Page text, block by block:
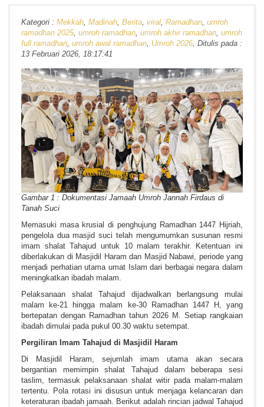
Kategori : Mekkah Madinah Berita viral Ramadhan umroh
ramadhan 2025, umroh ramadhan umroh akhir ramadhan umroh
full ramadhan umroh awal ramadhan Umroh 2026 , Ditulis pada :
13 Februari 2026, 18:17:41
Gambar 1 : Dokumentasi Jamaah Umroh Jannah Firdaus di
Tanah Suci
Memasuki masa krusial di penghujung Ramadhan 1447 Hijriah,
pengelola dua masjid suci telah mengumumkan susunan resmi
imam shalat Tahajud untuk 10 malam terakhir. Ketentuan ini
diberlakukan di Masjidil Haram dan Masjid Nabawi, periode yang
menjadi perhatian utama umat Islam dari berbagai negara dalam
meningkatkan ibadah malam.
Pelaksanaan shalat Tahajud dijadwalkan berlangsung mulai
malam ke-21 hingga malam ke-30 Ramadhan 1447 H, yang
bertepatan dengan Ramadhan tahun 2026 M. Setiap rangkaian
ibadah dimulai pada pukul 00.30 waktu setempat.
Pergiliran Imam Tahajud di Masjidil Haram
Di Masjidil Haram, sejumlah imam utama akan secara
bergantian memimpin shalat Tahajud dalam beberapa sesi
taslim, termasuk pelaksanaan shalat witir pada malam-malam
tertentu. Pola rotasi ini disusun untuk menjaga kelancaran dan
keteraturan ibadah jamaah. Berikut adalah rincian jadwal Tahajud